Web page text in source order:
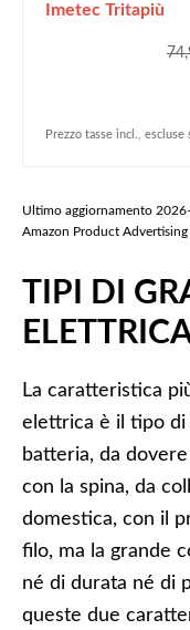
Imetec Tritapiù
Prezzo tasse incl.,
Ultimo aggiornamento
Amazon Product Advertising
TIPI DI
La caratteristica
elettrica è il tipo di
batteria, da
con la spina, da
domestica, con il
filo, ma la grande
né di durata né di
queste due